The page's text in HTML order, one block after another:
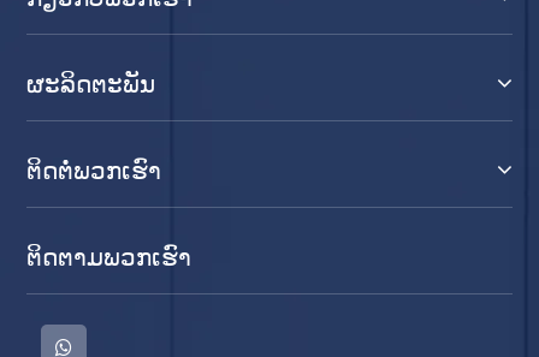
ຜະລິດຕະພັນ
ຕິດ​ຕໍ່​ພວກ​ເຮົາ
ຕິດ​ຕາມ​ພວກ​ເຮົາ